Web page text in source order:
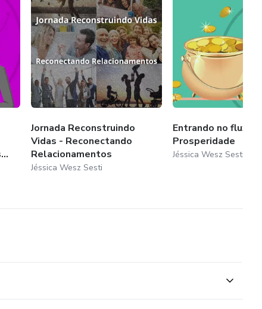
do SER
Jornada Reconstruindo
Vidas - Reconectando
Relacionamentos
Jéssica Wesz Sesti
Entrando no fluxo da
Prosperidade
Jéssica Wesz Sesti